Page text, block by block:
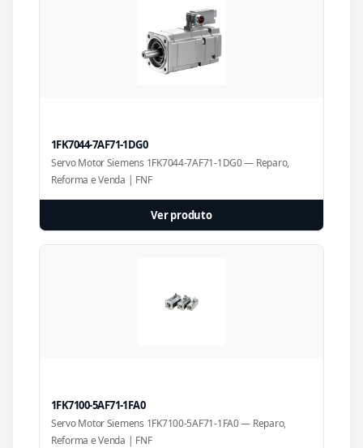
1FK7044-7AF71-1DG0
Servo Motor Siemens 1FK7044-7AF71-1DG0 — Reparo,
Reforma e Venda | FNF
Ver produto
1FK7100-5AF71-1FA0
Servo Motor Siemens 1FK7100-5AF71-1FA0 — Reparo,
Reforma e Venda | FNF